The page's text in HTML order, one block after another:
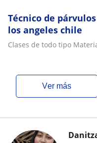
Técnico de
los angeles chile
Clases de todo tipo
ver más